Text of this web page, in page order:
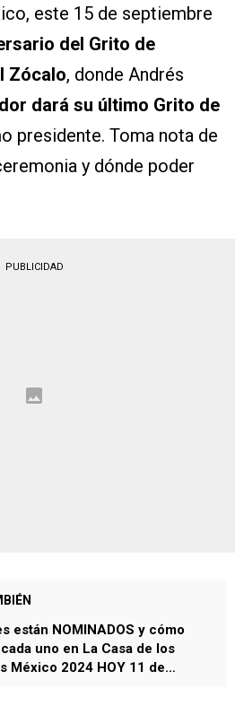
este 15 de septiembre
del Grito de
Zócalo, donde Andrés
dará su último Grito de
presidente. Toma nota de
y dónde poder
PUBLICIDAD
están NOMINADOS y cómo
uno en La Casa de los
México 2024 HOY 11 de